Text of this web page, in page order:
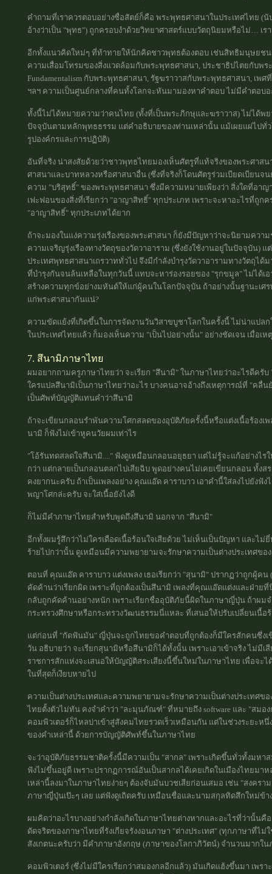
คำถามที่เราควรตอบอย่างซื่อสัตย์ก็คือ พระพุทธศาสนาในประเทศไทย
อ้างว่าเป็น "พุทธ") ถูกครอบงำด้วยวิทยาศาสตร์แบบวัตถุนิยมหรือไม่…
อีกทั้งแนวคิดใหม่ๆ ที่ท้าทายให้นักคิดชาวพุทธต้องตอบ เช่นสิทธิมนุษยช
ความเสื่อมโทรมของสิ่งแวดล้อมกับพระพุทธศาสนา, ประชาธิปไตยกับพ
Fundamentalism กับพระพุทธศาสนา, รัฐฆราวาสกับพระพุทธศาสนา, เ
ฯลฯ ความเป็นศูนย์กลางที่คนทั้งโลกจะหันมามองหาคำตอบ ไม่มีคำตอบอ
ทั้งนี้ไม่ได้หมายความว่าคนไทย (ทั้งที่เป็นพระภิกษุและฆราวาส) ไม่ได้พ
ปัจจุบันตามหลักพุทธธรรม แต่คำอธิบายของท่านเหล่านั้น แม้เผยแผ่ไปทั่
รูปองค์กรและการปฏิบัติ)
อันที่จริง น่าสงสัยด้วยว่าชาวพุทธไทยมองเห็นศัตรูที่แท้จริงของพระศาส
ศาสนาและบาทหลวงหรือศาสนาอื่น (ซึ่งที่จริงก็โดนศัตรูร่วมเบียดเบียนจ
ความ "บริสุทธิ์" ของพระพุทธศาสนา ซึ่งมีความหมายเพียงว่า สิ่งใดที่อา
เฟะฟอนของสิ่งที่เรียกว่า "อาญาสิทธิ์" ทุกประเภท เพราะจะหาอะไรที่ถูก
"อาญาสิทธิ์" ทุกประเภทได้ยาก
ถ้าจะมองในแง่ความรุ่งเรืองของพระศาสนา ก็ยังมีปัญหาว่าจะนิยามควา
ความเจริญรุ่งเรืองทางวัตถุของวัดวาอาราม (ซึ่งยังใช้งานอยู่ในปัจจุบัน)
ประเทศพุทธศาสนาเถรวาททั่วไป จึงมีกำลังบำรุงวัดวาอารามทางวัตถุได้
ที่บำรุงกันจนล้นเหลือในทุกวันนี้ แทบจะหาร่องรอยของ "รุกขมูล" ไม่ได้เ
สร้างความทุกข์อย่างมหันต์ให้แก่ผู้คนในโลกปัจจุบัน ถ้าอย่างนั้นฐานะเศ
แก่พระศาสนากันแน่?
ความขัดแย้งที่เกิดขึ้นในการจัดงานวันวิสาขบูชาโลกในครั้งนี้ ไม่น่าแปล
ในประเทศไทยแล้ว ก็มองเห็นความ "เป็นไปอย่างนั้น" อย่างชัดเจน เมื่อเ
7. สึนามิภาษาไทย
ผมอยากถามครูภาษาไทยว่า จะเรียก "สึนามิ" ในภาษาไทยว่าอะไรดีครั
ใครแปลสึนามิเป็นภาษาไทยว่าอะไร บางคนอาจอ้างถึงเหตุการณ์ที่ "คลื่
เป็นศัพท์บัญญัติแทนคำว่าสึนามิ
ถ้าจะเขียนกลอนรำพันความโศกสลดของอุบัติภัยครั้งนี้หรือแต่งเนื้อร้องเ
นามิ ก็ฟังไม่เข้าหูคนวัยผมเท่าไร
"โอ้รันทดสลดใจสึนามิ...." ฟังดูเหมือนกลอนอยุธยา แต่ไม่รู้จะแก้อย่างไ
กว่า แต่กลายเป็นกลอนตลกไปเสียฉิบ พูดอย่างคนไม่เคยเขียนกลอน ทั้ง
คงยากนะครับ ถ้าเป็นเพลงอย่าง คุณแอ๊ด คาราบาว เอาคำนี้ใส่ลงไปยังฟัง
พญาโศกล่ะครับ จะใส่เนื้อยังไงดี
ก็ไม่มีคำภาษาไทยสำหรับพูดถึงสึนามิ นอกจาก "สึนามิ"
อีกทั้งผมรู้สึกว่าไม่ใครเดือดเนื้อร้อนใจเสียด้วย ไม่เห็นเป็นปัญหา และ
ร้ายไปกว่านั้น ดูเหมือนมีความพยายามจะรักษาความเป็นต่างประเทศของ
ตอนที่ คุณแอ๊ด คาราบาว แต่งเพลง เธอเรียกว่า "สุนามิ" ปรากฏว่าถูกผู้
คัดค้านว่าเรียกผิด เพราะที่ถูกต้องเป็นสึนามิ เพลงที่คุณแอ๊ดแต่งและฝ่าย
กลับถูกคัดค้านอย่างหนัก เพราะเรียกชื่ออุบัติภัยนี้ผิดในภาษาญี่ปุ่น ถ้าผม
กระทรวงศึกษาหรือกระทรวงวัฒนธรรมนี่แหละ ที่เสนอให้ปรับเปลี่ยนเนื้อ
แต่ก่อนที่ "กัดฟันมัน" ญี่ปุ่นจะถูกไทยขอคำตอบที่ถูกต้องก็มีใครสักคนซึ่ง
วัน อธิบายว่า จะเรียกสุนามิหรือสึนามิก็ได้ทั้งนั้น เพราะเอาเข้าจริง ไม่มี
ราชการสักแห่งจะเสนอให้บัญญัติสระเสียงนี้ขึ้นใหม่ในภาษาไทย เพื่อจ
ในที่สุดก็เงียบหายไป
ความเป็นต่างประเทศและความพยายามจะรักษาความเป็นต่างประเทศข
ไทยตั้งตัวไม่ทัน คงจำคำว่า "ละมุนภัณฑ์" ที่หมายถึง software และ "สมอ
คอมพิวเตอร์ก็ไหลบ่าเข้าสู่สังคมไทยรวดเร็วเหมือนกัน แต่ในช่วงระยะห
ของคำเหล่านี้ ด้วยการบัญญัติศัพท์ขึ้นในภาษาไทย
จะว่าอุบัติภัยธรรมชาติครั้งนี้มีความเป็น "สากล" เพราะเกิดขึ้นทั่วทั้งมหา
ฟังไม่ขึ้นอยู่ดี เพราะปรากฏการณ์อันเป็นสากลได้เคยเกิดในเมืองไทยม
เหล่านี้ลงมาในภาษาไทยง่ายๆ ต้องจับมันบวชเสียก่อนเสมอ เช่น "สงคร
ภาษาญี่ปุ่นเป๊ะๆ เลย แต่ฟังดูเถิดครับ เหมือนชื่อและนามสกุลทิดสึกใหม่ข้า
ผมคิดว่าอะไรบางอย่างกำลังเกิดในภาษาไทยต่างหากและอะไรที่ว่านั้น
ดัดจริตของภาษาไทยที่รังเกียจรังงอนภาษา "ต่างประเทศ" (ทุกภาษาที่ไ
สังเกตนะครับว่า มีคำภาษาอังกฤษ (ภาษาของโลกาภิวัตน์) จำนวนมาก
คอมพิวเตอร์ (ซึ่งไม่มีใครเรียกว่าสมองกลอีกแล้ว) มันเกิดแฮ้งขึ้นมา เพ